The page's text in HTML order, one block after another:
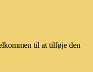
til at tilføje den